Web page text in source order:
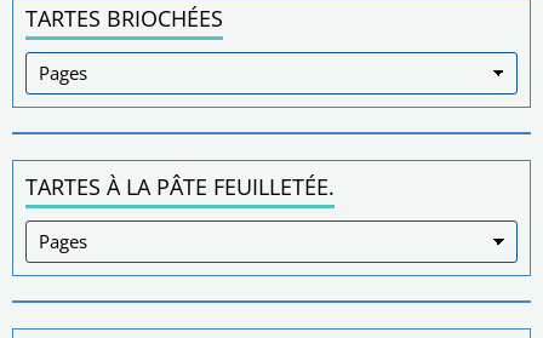
TARTES BRIOCHÉES
TARTES À LA PÂTE FEUILLETÉE.